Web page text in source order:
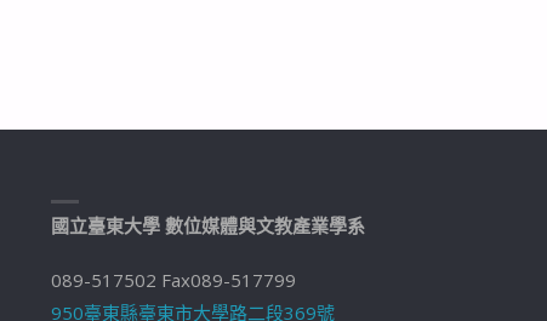
國立臺東大學 數位媒體與文教產業學系
089-517502 Fax089-517799
950臺東縣臺東市大學路二段369號